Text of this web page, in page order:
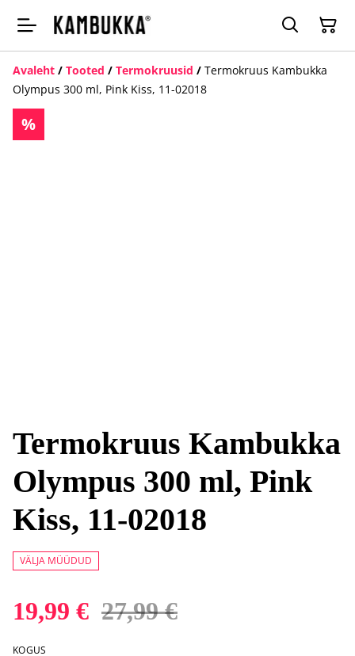
Avaleht / Tooted / Termokruusid / Termokruus Kambukka
Olympus 300 ml, Pink Kiss, 11-02018
%
Termokruus Kambukka
Olympus 300 ml, Pink
Kiss, 11-02018
VÄLJA MÜÜDUD
19,99 € 27,99 €
KOGUS